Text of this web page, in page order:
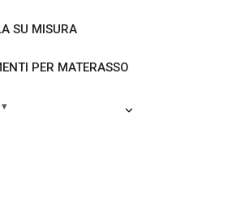
SU MISURA
PER MATERASSO